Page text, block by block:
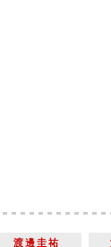
渡邊圭祐